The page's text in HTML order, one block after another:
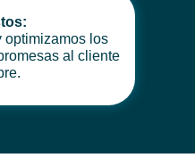
optimizamos los
al cliente